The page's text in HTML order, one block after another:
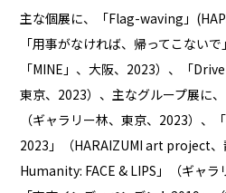
主な個展に、「Flag-waving」
「⽤事がなければ、帰ってこない
「MINE」、⼤阪、2023）、「
東京、2023）、主なグループ展に
（ギャラリー林、東京、2023）、
2023」（HARAIZUMI art project
Humanity: FACE & LIPS」（ギャラ